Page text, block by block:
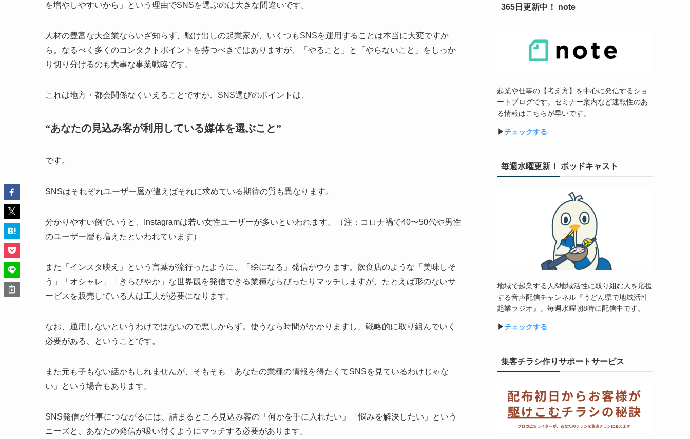
を増やしやすいから」という理由でSNSを選ぶのは大きな間違いです。
人材の豊富な大企業ならいざ知らず、駆け出しの起業家が、いくつもSNSを運用することは本当に大変ですか
ら。なるべく多くのコンタクトポイントを持つべきではありますが、「やること」と「やらないこと」をしっか
り切り分けるのも大事な事業戦略です。
これは地方・都会関係なくいえることですが、SNS選びのポイントは、
“あなたの見込み客が利用している媒体を選ぶこと”
です。
SNSはそれぞれユーザー層が違えばそれに求めている期待の質も異なります。
分かりやすい例でいうと、Instagramは若い女性ユーザーが多いといわれます。（注：コロナ禍で40〜50代や男性
のユーザー層も増えたといわれています）
また「インスタ映え」という言葉が流行ったように、「絵になる」発信がウケます。飲食店のような「美味しそ
う」「オシャレ」「きらびやか」な世界観を発信できる業種ならぴったりマッチしますが、たとえば形のないサ
ービスを販売している人は工夫が必要になります。
なお、通用しないというわけではないので悪しからず。使うなら時間がかかりますし、戦略的に取り組んでいく
必要がある、ということです。
また元も子もない話かもしれませんが、そもそも「あなたの業種の情報を得たくてSNSを見ているわけじゃな
い」という場合もあります。
SNS発信が仕事につながるには、詰まるところ見込み客の「何かを手に入れたい」「悩みを解決したい」という
ニーズと、あなたの発信が吸い付くようにマッチする必要があります。
365日更新中！ note
起業や仕事の【考え方】を中心に発信するショ
ートブログです。セミナー案内など速報性のあ
る情報はこちらが早いです。
▶︎チェックする
毎週水曜更新！ ポッドキャスト
地域で起業する人&地域活性に取り組む人を応援
する音声配信チャンネル『うどん県で地域活性
起業ラジオ』。毎週水曜朝8時に配信中です。
▶︎チェックする
集客チラシ作りサポートサービス